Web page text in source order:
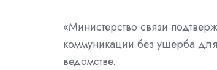
«Министерство связи
коммуникации без ущерба для
ведомстве.